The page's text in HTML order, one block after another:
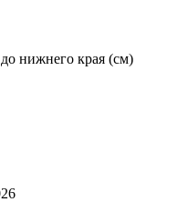
нижнего края (см)